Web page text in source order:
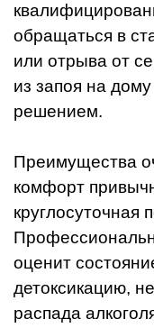
обращаться в
или отрыва от
из запоя на
решением.
Преимущества
комфорт
круглосуточная
оценит
детоксикацию,
распада